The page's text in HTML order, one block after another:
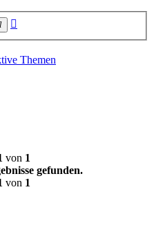
Suche
Themen
von 1
gefunden.
von 1